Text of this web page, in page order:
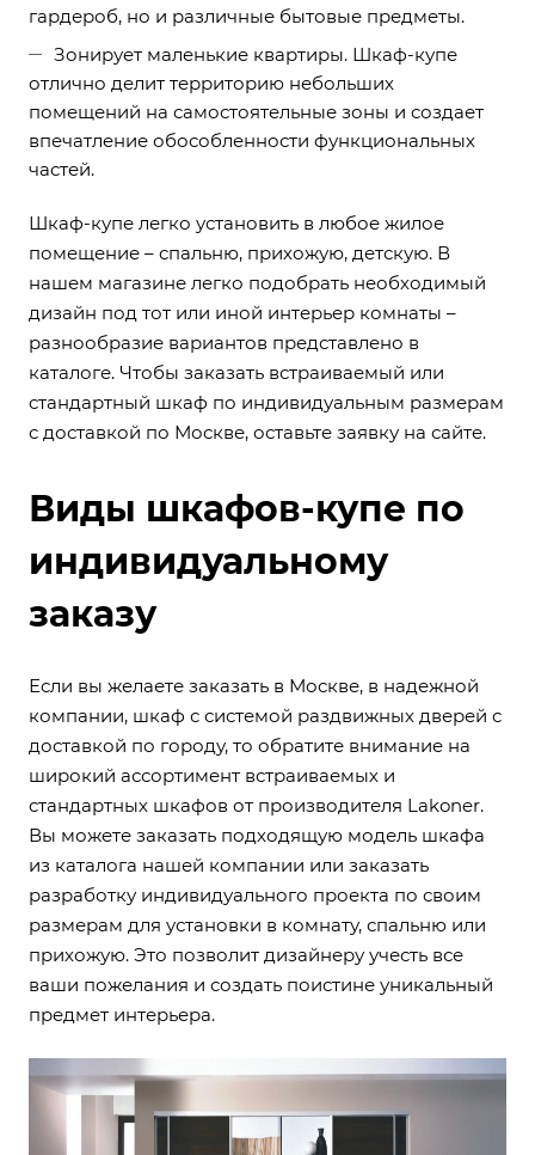
гардероб, но и различные бытовые предметы.
Зонирует маленькие квартиры. Шкаф-купе
отлично делит территорию небольших
помещений на самостоятельные зоны и создает
впечатление обособленности функциональных
частей.
Шкаф-купе легко установить в любое жилое
помещение – спальню, прихожую, детскую. В
нашем магазине легко подобрать необходимый
дизайн под тот или иной интерьер комнаты –
разнообразие вариантов представлено в
каталоге. Чтобы заказать встраиваемый или
стандартный шкаф по индивидуальным размерам
с доставкой по Москве, оставьте заявку на сайте.
Виды шкафов-купе по
индивидуальному
заказу
Если вы желаете заказать в Москве, в надежной
компании, шкаф с системой раздвижных дверей с
доставкой по городу, то обратите внимание на
широкий ассортимент встраиваемых и
стандартных шкафов от производителя Lakoner.
Вы можете заказать подходящую модель шкафа
из каталога нашей компании или заказать
разработку индивидуального проекта по своим
размерам для установки в комнату, спальню или
прихожую. Это позволит дизайнеру учесть все
ваши пожелания и создать поистине уникальный
предмет интерьера.